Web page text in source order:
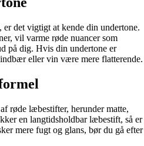
det vigtigt at kende din undertone.
vil varme røde nuancer som
på dig. Hvis din undertone er
eller vin være mere flatterende.
røde læbestifter, herunder matte,
en langtidsholdbar læbestift, så er
mere fugt og glans, bør du gå efter